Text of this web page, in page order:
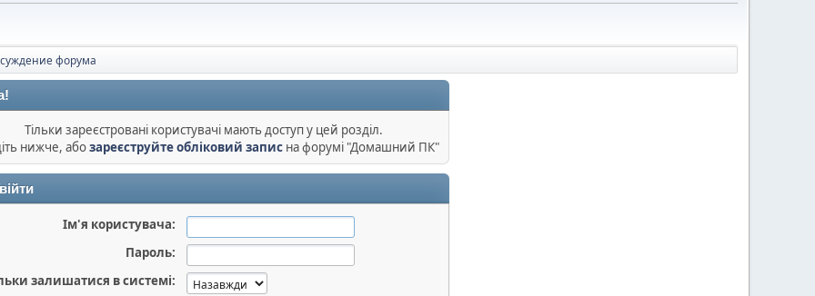
форума
Тільки зареєстровані користувачі мають доступ у цей розділ.
нижче, абозареєструйте обліковий записна форумі "Домашний ПК"
Ім'я користувача:
Пароль:
залишатися в системі: